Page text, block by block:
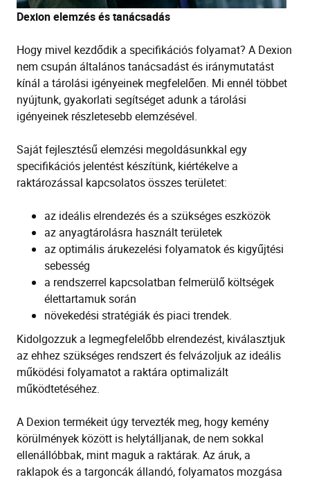
Dexion elemzés és tanácsadás
Hogy mivel kezdődik a specifikációs folyamat? A Dexion
nem csupán általános tanácsadást és iránymutatást
kínál a tárolási igényeinek megfelelően. Mi ennél többet
nyújtunk, gyakorlati segítséget adunk a tárolási
igényeinek részletesebb elemzésével.
Saját fejlesztésű elemzési megoldásunkkal egy
specifikációs jelentést készítünk, kiértékelve a
raktározással kapcsolatos összes területet:
az ideális elrendezés és a szükséges eszközök
az anyagtárolásra használt területek
az optimális árukezelési folyamatok és kigyűjtési
sebesség
a rendszerrel kapcsolatban felmerülő költségek
élettartamuk során
növekedési stratégiák és piaci trendek.
Kidolgozzuk a legmegfelelőbb elrendezést, kiválasztjuk
az ehhez szükséges rendszert és felvázoljuk az ideális
működési folyamatot a raktára optimalizált
működtetéséhez.
A Dexion termékeit úgy tervezték meg, hogy kemény
körülmények között is helytálljanak, de nem sokkal
ellenállóbbak, mint maguk a raktárak. Az áruk, a
raklapok és a targoncák állandó, folyamatos mozgása